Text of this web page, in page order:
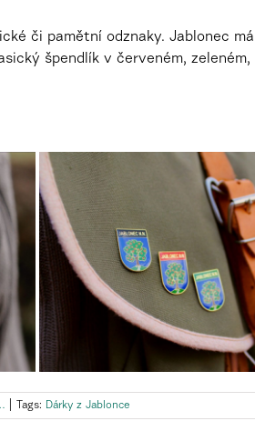
či pamětní odznaky. Jablonec
špendlík v červeném,
Tags: Dárky z Jablonce